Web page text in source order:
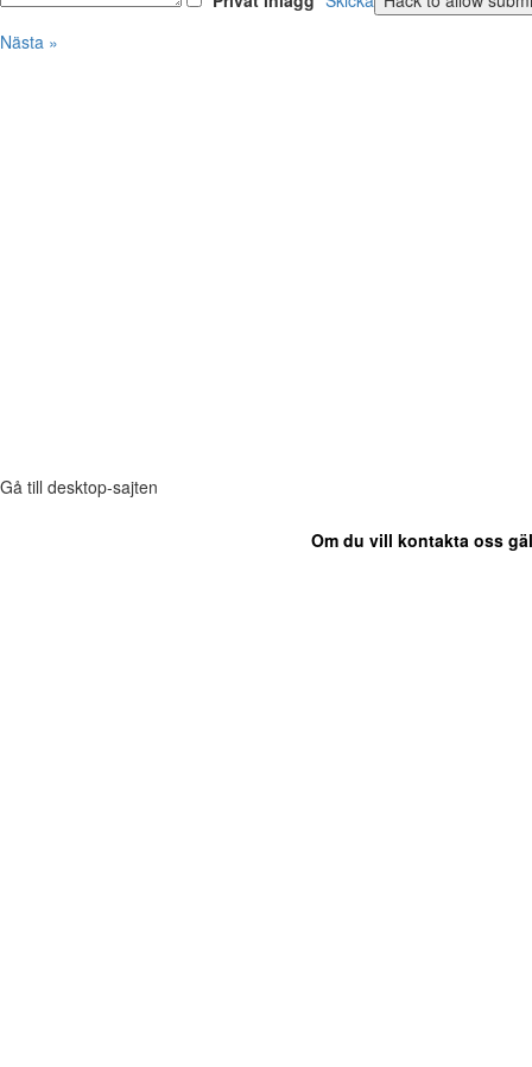
Nästa »
Gå till desktop-sajten
Om du vill kontakta oss